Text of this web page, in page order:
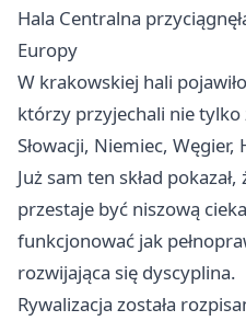
Hala Centralna
Europy
W krakowskiej hali
którzy przyjechali nie tylko
Słowacji, Niemiec,
Już sam ten skład
przestaje być niszową
funkcjonować jak
rozwijająca się dyscyplina.
Rywalizacja została